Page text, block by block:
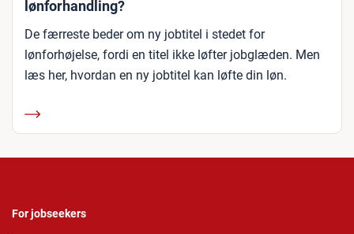
lønforhandling?
De færreste beder om ny jobtitel i stedet for
lønforhøjelse, fordi en titel ikke løfter jobglæden. Men
læs her, hvordan en ny jobtitel kan løfte din løn.
For jobseekers